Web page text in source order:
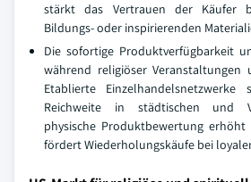
stärkt das Vertrauen der Käufer
Bildungs- oder inspirierenden
Die sofortige Produktverfügbarkeit
während religiöser Veranstaltungen
Etablierte
Reichweite in städtischen und
physische Produktbewertung
fördert Wiederholungskäufe bei